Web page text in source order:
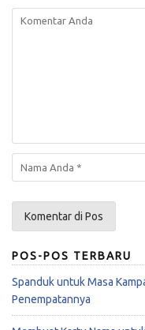
POS-POS TERBARU
Spanduk untuk Masa
Penempatannya